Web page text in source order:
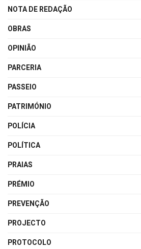
NOTA DE REDAÇÃO
OBRAS
OPINIÃO
PARCERIA
PASSEIO
PATRIMÓNIO
POLÍCIA
POLÍTICA
PRAIAS
PRÉMIO
PREVENÇÃO
PROJECTO
PROTOCOLO